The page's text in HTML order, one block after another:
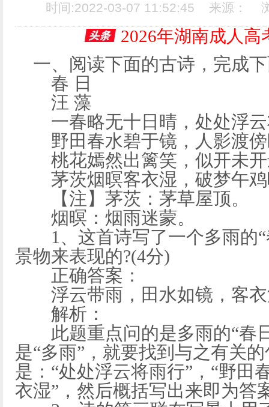
时间:2022-03-07 11:52:45 来源：
2026年湖南成人高
一、阅读下面的古诗，完成
春 日
汪 藻
一春略无十日晴，处处浮云
野田春水碧于镜，人影渡傍
桃花嫣然出篱笑，似开未开
茅茨烟暝客衣湿，破梦午鸡
【注】茅茨：茅草屋顶。
烟暝：烟雨迷蒙。
1、这首诗写了一个多雨的“
景物来表现的?(4分)
正确答案：
浮云带雨，田水如镜，客衣
解析：
此题重点问的是多雨的“春
是“多雨”，就要找到与之有关
是：“处处浮云将雨行”，“野田
衣湿”，然后概括写出来即为答